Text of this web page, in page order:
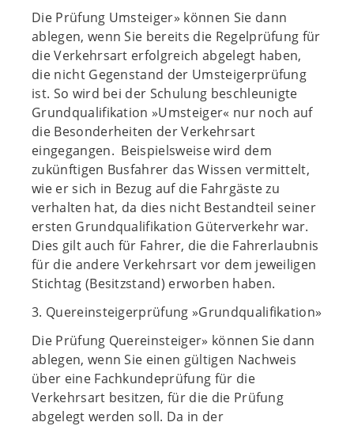
Die Prüfung Umsteiger» können Sie dann
ablegen, wenn Sie bereits die Regelprüfung für
die Verkehrsart erfolgreich abgelegt haben,
die nicht Gegenstand der Umsteigerprüfung
ist. So wird bei der Schulung beschleunigte
Grundqualifikation »Umsteiger« nur noch auf
die Besonderheiten der Verkehrsart
eingegangen. Beispielsweise wird dem
zukünftigen Busfahrer das Wissen vermittelt,
wie er sich in Bezug auf die Fahrgäste zu
verhalten hat, da dies nicht Bestandteil seiner
ersten Grundqualifikation Güterverkehr war.
Dies gilt auch für Fahrer, die die Fahrerlaubnis
für die andere Verkehrsart vor dem jeweiligen
Stichtag (Besitzstand) erworben haben.
3. Quereinsteigerprüfung »Grundqualifikation»
Die Prüfung Quereinsteiger» können Sie dann
ablegen, wenn Sie einen gültigen Nachweis
über eine Fachkundeprüfung für die
Verkehrsart besitzen, für die die Prüfung
abgelegt werden soll. Da in der